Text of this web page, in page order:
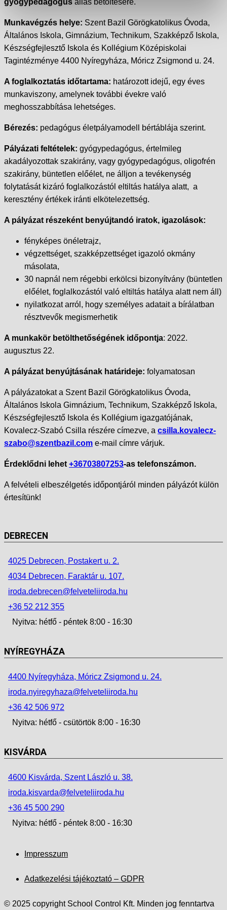
gyógypedagógusállás betöltésére.
Munkavégzés helye: Szent Bazil Görögkatolikus Óvoda,
Általános Iskola, Gimnázium, Technikum, Szakképző Iskola,
Készségfejlesztő Iskola és Kollégium Középiskolai
Tagintézménye 4400 Nyíregyháza, Móricz Zsigmond u. 24.
A foglalkoztatás időtartama: határozott idejű, egy éves
munkaviszony, amelynek további évekre való
meghosszabbítása lehetséges.
Bérezés: pedagógus életpályamodell bértáblája szerint.
Pályázati feltételek: gyógypedagógus, értelmileg
akadályozottak szakirány, vagy gyógypedagógus, oligofrén
szakirány, büntetlen előélet, ne álljon a tevékenység
folytatását kizáró foglalkozástól eltiltás hatálya alatt, a
keresztény értékek iránti elkötelezettség.
A pályázat részeként benyújtandó iratok, igazolások:
fényképes önéletrajz,
végzettséget, szakképzettséget igazoló okmány
másolata,
30 napnál nem régebbi erkölcsi bizonyítvány (büntetlen
előélet, foglalkozástól való eltiltás hatálya alatt nem áll)
nyilatkozat arról, hogy személyes adatait a bírálatban
résztvevők megismerhetik
A munkakör betölthetőségének időpontja: 2022.
augusztus 22.
A pályázat benyújtásának határideje: folyamatosan
A pályázatokat a Szent Bazil Görögkatolikus Óvoda,
Általános Iskola Gimnázium, Technikum, Szakképző Iskola,
Készségfejlesztő Iskola és Kollégium igazgatójának,
Kovalecz-Szabó Csilla részére címezve, a csilla.kovalecz-
szabo@szentbazil.com e-mail címre várjuk.
Érdeklődni lehet +36703807253-as telefonszámon.
A felvételi elbeszélgetés időpontjáról minden pályázót külön
értesítünk!
DEBRECEN
4025 Debrecen, Postakert u. 2.
4034 Debrecen, Faraktár u. 107.
iroda.debrecen@felveteliiroda.hu
+36 52 212 355
Nyitva: hétfő - péntek 8:00 - 16:30
NYÍREGYHÁZA
4400 Nyíregyháza, Móricz Zsigmond u. 24.
iroda.nyiregyhaza@felveteliiroda.hu
+36 42 506 972
Nyitva: hétfő - csütörtök 8:00 - 16:30
KISVÁRDA
4600 Kisvárda, Szent László u. 38.
iroda.kisvarda@felveteliiroda.hu
+36 45 500 290
Nyitva: hétfő - péntek 8:00 - 16:30
Impresszum
Adatkezelési tájékoztató – GDPR
© 2025 copyright School Control Kft. Minden jog fenntartva